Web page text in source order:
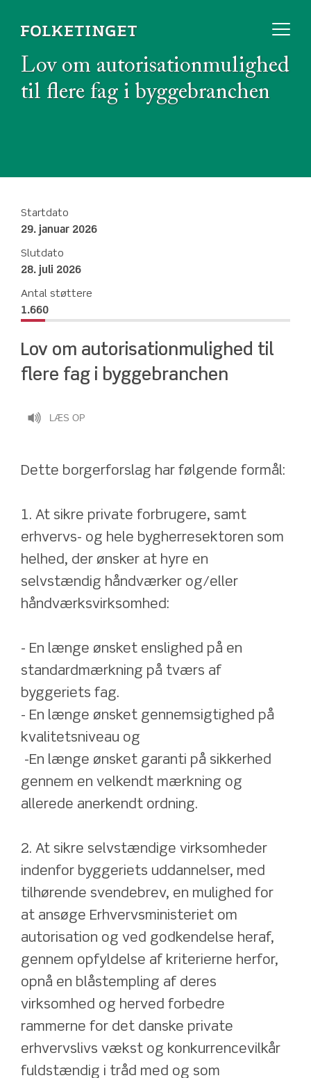
Lov om autorisationmulighed
til flere fag i byggebranchen
Startdato
29. januar 2026
Slutdato
28. juli 2026
Antal støttere
1.660
Lov om autorisationmulighed til
flere fag i byggebranchen
LÆS OP
Dette borgerforslag har følgende formål:
1. At sikre private forbrugere, samt
erhvervs- og hele bygherresektoren som
helhed, der ønsker at hyre en
selvstændig håndværker og/eller
håndværksvirksomhed:
- En længe ønsket enslighed på en
standardmærkning på tværs af
byggeriets fag.
- En længe ønsket gennemsigtighed på
kvalitetsniveau og
gennem en velkendt mærkning og
allerede anerkendt ordning.
2. At sikre selvstændige virksomheder
indenfor byggeriets uddannelser, med
tilhørende svendebrev, en mulighed for
at ansøge Erhvervsministeriet om
autorisation og ved godkendelse heraf,
gennem opfyldelse af kriterierne herfor,
opnå en blåstempling af deres
virksomhed og herved forbedre
rammerne for det danske private
erhvervslivs vækst og konkurrencevilkår
fuldstændig i tråd med og som